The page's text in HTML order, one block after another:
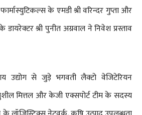
के एमडी श्री वरिन्दर गुप्ता और
श्री पुनीत अग्रवाल ने निवेश प्रस्ताव
उद्योग से जुड़े भगवती लैक्टो वेजिटेरियन
मित्तल और केजी एक्सपोर्ट टीम के सदस्य